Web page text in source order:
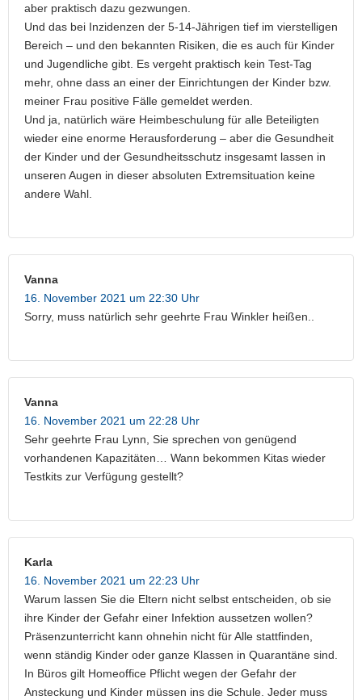
aber praktisch dazu gezwungen.
Und das bei Inzidenzen der 5-14-Jährigen tief im vierstelligen
Bereich – und den bekannten Risiken, die es auch für Kinder
und Jugendliche gibt. Es vergeht praktisch kein Test-Tag
mehr, ohne dass an einer der Einrichtungen der Kinder bzw.
meiner Frau positive Fälle gemeldet werden.
Und ja, natürlich wäre Heimbeschulung für alle Beteiligten
wieder eine enorme Herausforderung – aber die Gesundheit
der Kinder und der Gesundheitsschutz insgesamt lassen in
unseren Augen in dieser absoluten Extremsituation keine
andere Wahl.
Vanna
16. November 2021 um 22:30 Uhr
Sorry, muss natürlich sehr geehrte Frau Winkler heißen..
Vanna
16. November 2021 um 22:28 Uhr
Sehr geehrte Frau Lynn, Sie sprechen von genügend
vorhandenen Kapazitäten… Wann bekommen Kitas wieder
Testkits zur Verfügung gestellt?
Karla
16. November 2021 um 22:23 Uhr
Warum lassen Sie die Eltern nicht selbst entscheiden, ob sie
ihre Kinder der Gefahr einer Infektion aussetzen wollen?
Präsenzunterricht kann ohnehin nicht für Alle stattfinden,
wenn ständig Kinder oder ganze Klassen in Quarantäne sind.
In Büros gilt Homeoffice Pflicht wegen der Gefahr der
Ansteckung und Kinder müssen ins die Schule. Jeder muss